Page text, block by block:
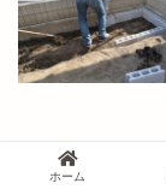
ホーム